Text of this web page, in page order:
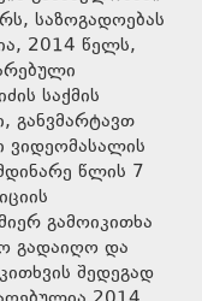
საზოგადოებას
2014 წელს,
საქმის
განვმარტავთ
წლის 7
გამოიკითხა
გადაიღო და
შედეგად